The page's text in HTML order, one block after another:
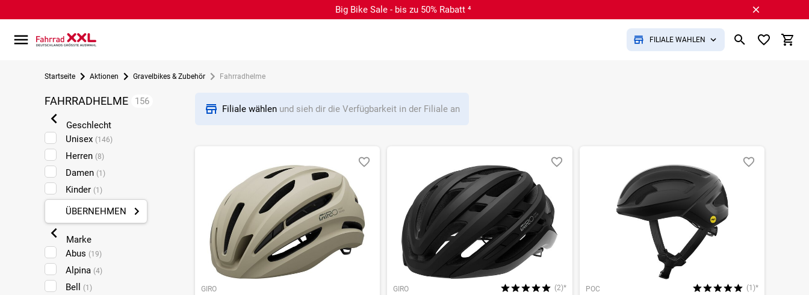
Big Bike Sale - bis zu 50% Rabatt ⁴
FILIALE WÄHLEN
Startseite Aktionen Gravelbikes & Zubehör Fahrradhelme
FAHRRADHELME 156
Geschlecht
Unisex (146)
Herren (8)
Damen (1)
Kinder (1)
ÜBERNEHMEN
Marke
Abus (19)
Alpina (4)
Bell (1)
Filiale wählen und sieh dir die Verfügbarkeit in der Filiale an
GIRO GIRO (2)* POC (1)*